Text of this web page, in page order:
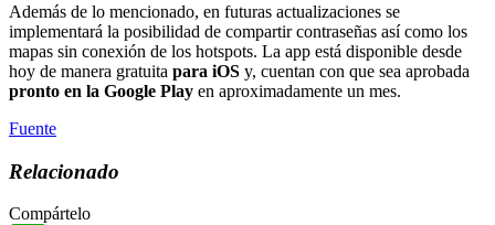
Además de lo mencionado, en futuras actualizaciones se
implementará la posibilidad de compartir contraseñas así como los
mapas sin conexión de los hotspots. La app está disponible desde
hoy de manera gratuita para iOS y, cuentan con que sea aprobada
pronto en la Google Play en aproximadamente un mes.
Fuente
Relacionado
Compártelo